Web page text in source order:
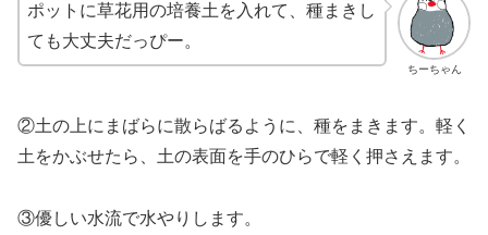
ちーちゃん
ポットに草花用の培養土を入れて、種まきし
ても大丈夫だっぴー。
②土の上にまばらに散らばるように、種をまきます。軽く
土をかぶせたら、土の表面を手のひらで軽く押さえます。
③優しい水流で水やりします。